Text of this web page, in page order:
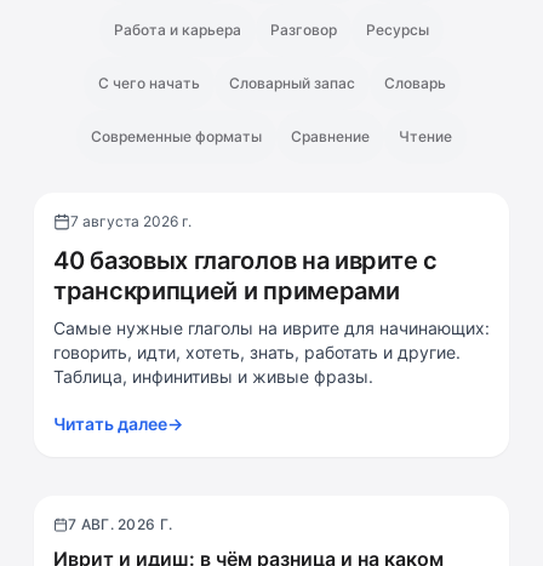
Работа и карьера Разговор Ресурсы
С чего начать Словарный запас Словарь
Современные форматы Сравнение Чтение
Словарный запас
7 августа 2026 г.
40 базовых глаголов на иврите с
транскрипцией и примерами
Самые нужные глаголы на иврите для начинающих:
говорить, идти, хотеть, знать, работать и другие.
Таблица, инфинитивы и живые фразы.
Читать далее→
Культура
7 АВГ. 2026 Г.
Иврит и идиш: в чём разница и на каком